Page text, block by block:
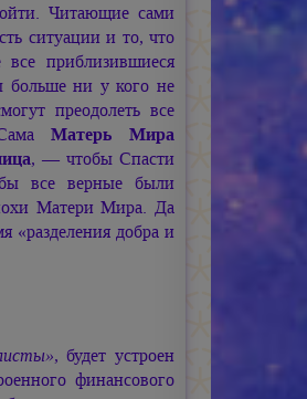
Читающие сами
ситуации и то, что
приблизившиеся
больше ни у кого не
преодолеть все
Матерь Мира
, — чтобы Спасти
все верные были
Матери Мира. Да
«разделения добра и
, будет устроен
финансового